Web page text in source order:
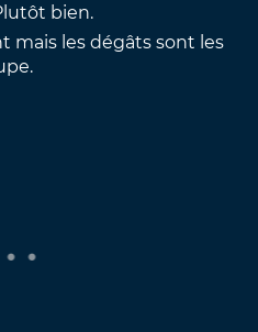
bien.
mais les dégâts sont les